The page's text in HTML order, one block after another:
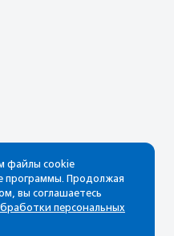
файлы cookie
программы. Продолжая
вы соглашаетесь
персональных